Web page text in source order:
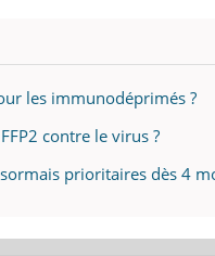
les immunodéprimés ?
contre le virus ?
prioritaires dès 4